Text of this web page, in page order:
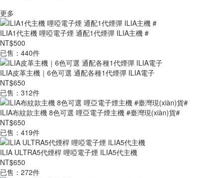
更多
ILIA1代主機 哩啞電子煙 通配1代煙彈 ILIA主機 #
NT$500
已售：440件
ILIA皮革主機｜6色可選 通配各種1代煙彈 ILIA電子
NT$650
已售：312件
ILIA布紋款主機 8色可選 哩亞電子煙主機 #臺灣現(xiàn)貨#
NT$650
已售：419件
ILIA ULTRA5代煙桿 哩啞電子煙 ILIA5代主機
NT$650
已售：272件